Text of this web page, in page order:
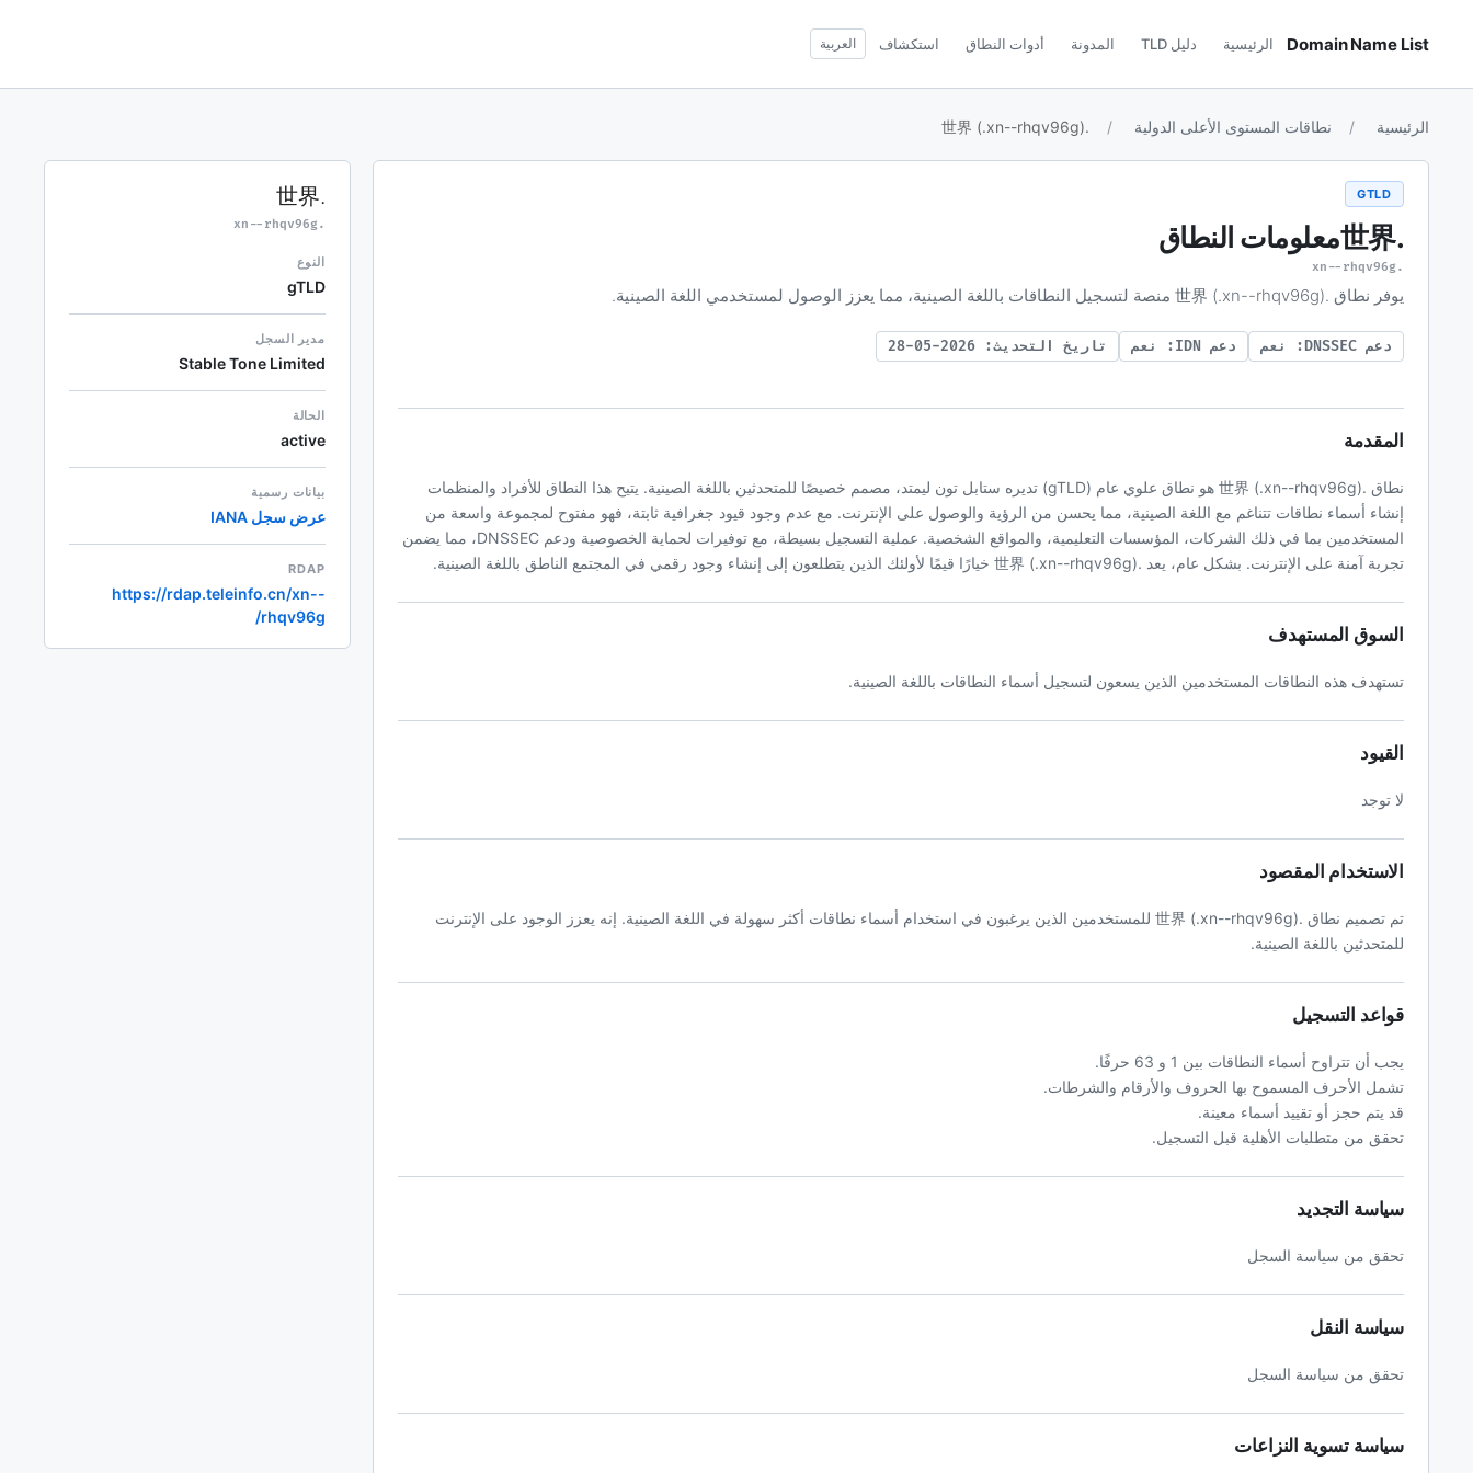
Domain Name List الرئيسية دليل TLD المدونة أدوات النطاق استكشاف العربية
الرئيسية نطاقات المستوى الأعلى الدولية .世界 (.xn--rhqv96g)
GTLD
.世界 معلومات النطاق
.xn--rhqv96g
يوفر نطاق .世界 (.xn--rhqv96g) منصة لتسجيل النطاقات باللغة الصينية، مما يعزز الوصول لمستخدمي اللغة الصينية.
دعم DNSSEC: نعم دعم IDN: نعم تاريخ التحديث: 2026-05-28
المقدمة
نطاق .世界 (.xn--rhqv96g) هو نطاق علوي عام (gTLD) تديره ستابل تون ليمتد، مصمم خصيصًا للمتحدثين باللغة الصينية. يتيح هذا النطاق للأفراد والمنظمات
إنشاء أسماء نطاقات تتناغم مع اللغة الصينية، مما يحسن من الرؤية والوصول على الإنترنت. مع عدم وجود قيود جغرافية ثابتة، فهو مفتوح لمجموعة واسعة من
المستخدمين بما في ذلك الشركات، المؤسسات التعليمية، والمواقع الشخصية. عملية التسجيل بسيطة، مع توفيرات لحماية الخصوصية ودعم DNSSEC، مما يضمن
تجربة آمنة على الإنترنت. بشكل عام، يعد .世界 (.xn--rhqv96g) خيارًا قيمًا لأولئك الذين يتطلعون إلى إنشاء وجود رقمي في المجتمع الناطق باللغة الصينية.
السوق المستهدف
تستهدف هذه النطاقات المستخدمين الذين يسعون لتسجيل أسماء النطاقات باللغة الصينية.
القيود
لا توجد
الاستخدام المقصود
تم تصميم نطاق .世界 (.xn--rhqv96g) للمستخدمين الذين يرغبون في استخدام أسماء نطاقات أكثر سهولة في اللغة الصينية. إنه يعزز الوجود على الإنترنت
للمتحدثين باللغة الصينية.
قواعد التسجيل
يجب أن تتراوح أسماء النطاقات بين 1 و 63 حرفًا.
تشمل الأحرف المسموح بها الحروف والأرقام والشرطات.
قد يتم حجز أو تقييد أسماء معينة.
تحقق من متطلبات الأهلية قبل التسجيل.
سياسة التجديد
تحقق من سياسة السجل
سياسة النقل
تحقق من سياسة السجل
سياسة تسوية النزاعات
.世界
.xn--rhqv96g
النوع
gTLD
مدير السجل
Stable Tone Limited
الحالة
active
بيانات رسمية
عرض سجل IANA
RDAP
https://rdap.teleinfo.cn/xn--
rhqv96g/